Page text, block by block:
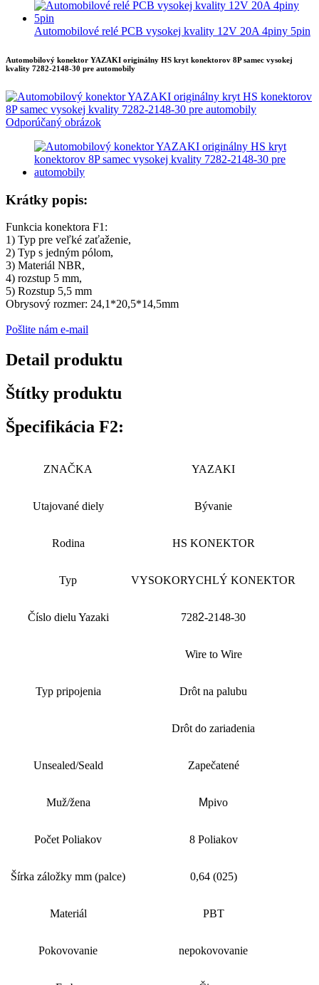
Automobilové relé PCB vysokej kvality 12V 20A 4piny 5pin
Automobilový konektor YAZAKI originálny HS kryt konektorov 8P samec vysokej
kvality 7282-2148-30 pre automobily
Krátky popis:
Funkcia konektora F1:
1) Typ pre veľké zaťaženie,
2) Typ s jedným pólom,
3) Materiál NBR,
4) rozstup 5 mm,
5) Rozstup 5,5 mm
Obrysový rozmer: 24,1*20,5*14,5mm
Pošlite nám e-mail
Detail produktu
Štítky produktu
Špecifikácia F2:
ZNAČKA YAZAKI
Utajované diely Bývanie
Rodina HS KONEKTOR
Typ VYSOKORYCHLÝ KONEKTOR
Číslo dielu Yazaki 7282-2148-30
Typ pripojenia
Wire to Wire
Drôt na palubu
Drôt do zariadenia
Unsealed/Seald Zapečatené
Muž/žena Mpivo
Počet Poliakov 8 Poliakov
Šírka záložky mm (palce) 0,64 (025)
Materiál PBT
Pokovovanie nepokovovanie